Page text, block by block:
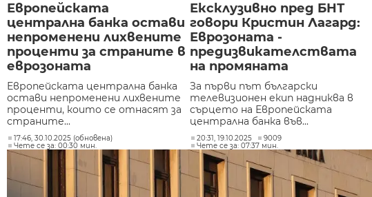
Европейската
централна банка остави
непроменени лихвените
проценти за страните в
еврозоната
Европейската централна банка
остави непроменени лихвените
проценти, които се отнасят за
страните...
17:46, 30.10.2025 (обновена)
Чете се за: 00:30 мин.
Ексклузивно пред БНТ
говори Кристин Лагард:
Еврозоната -
предизвикателствата
на промяната
За първи път български
телевизионен екип надниква в
сърцето на Европейската
централна банка във...
20:31, 19.10.2025
9009
Чете се за: 07:37 мин.